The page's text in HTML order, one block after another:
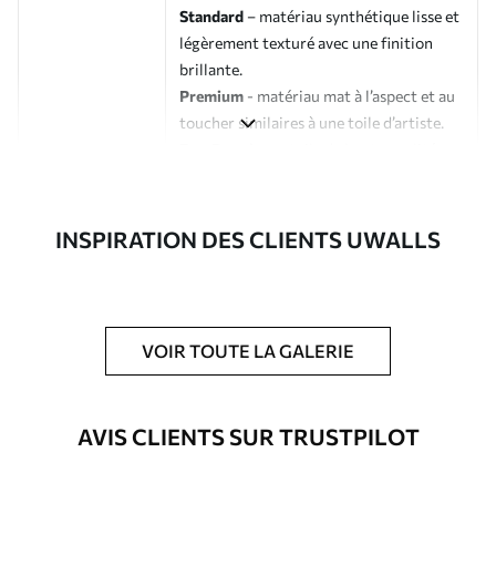
Standard – matériau synthétique lisse et
légèrement texturé avec une finition
brillante.
Premium - matériau mat à l’aspect et au
toucher similaires à une toile d’artiste.
Possibilité d'ajouter un vernis
protecteur pour renforcer la durabilité
du tableau.
Matériaux disponibles
INSPIRATION DES CLIENTS UWALLS
VOIR TOUTE LA GALERIE
AVIS CLIENTS SUR TRUSTPILOT